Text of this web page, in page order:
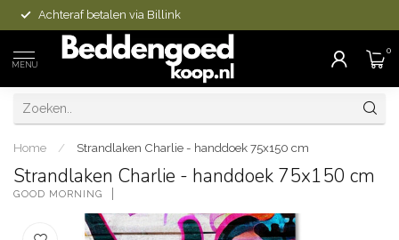
Achteraf betalen via Billink
MENU
0
Home / Strandlaken Charlie - handdoek 75x150 cm
Strandlaken Charlie - handdoek 75x150 cm
GOOD MORNING